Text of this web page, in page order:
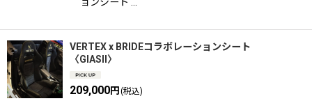
VERTEX x BRIDEコラボレーションシート
〈GIASII〉
209,000円 (税込)